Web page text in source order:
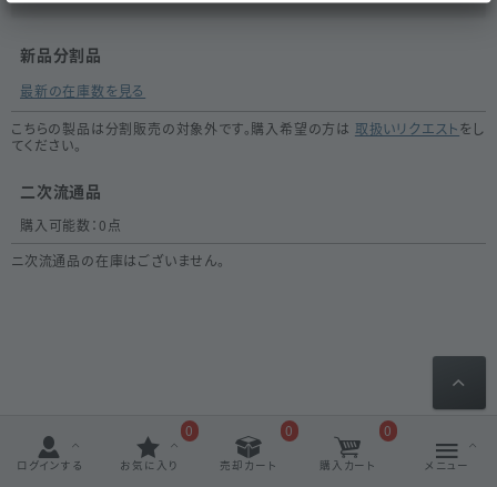
新品分割品
最新の在庫数を見る
こちらの製品は分割販売の対象外です。購入希望の方は 取扱いリクエストをし
てください。
二次流通品
購入可能数：0点
ニ次流通品の在庫はございません。
ログインする お気に入り
0
売却カート
0
購入カート
0
メニュー